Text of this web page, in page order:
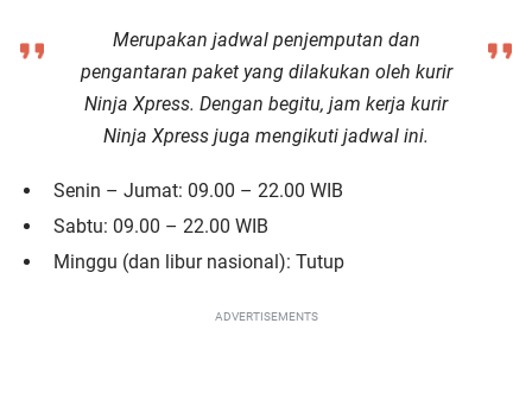
Merupakan jadwal penjemputan dan
pengantaran paket yang dilakukan oleh kurir
Ninja Xpress. Dengan begitu, jam kerja kurir
Ninja Xpress juga mengikuti jadwal ini.
Senin – Jumat: 09.00 – 22.00 WIB
Sabtu: 09.00 – 22.00 WIB
Minggu (dan libur nasional): Tutup
ADVERTISEMENTS